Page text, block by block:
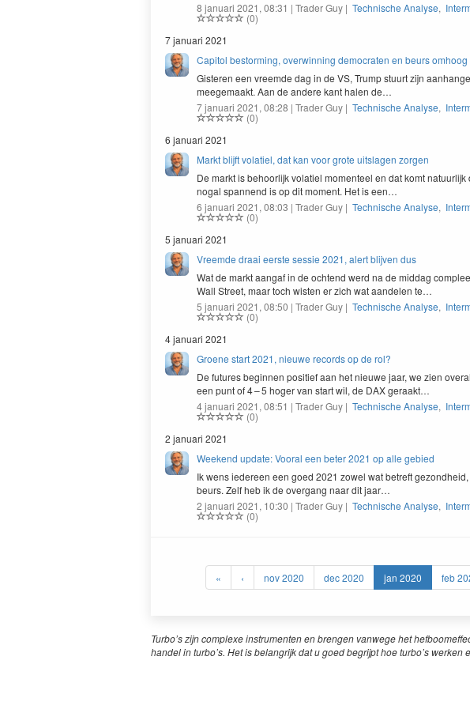
8 januari 2021, 08:31 | Trader Guy | Technische Analyse,
(0)
7 januari 2021
Capitol bestorming, overwinning democraten en beurs omhoog
Gis­teren een vreemde dag in de VS, Trump stu­urt zijn
meege­maakt. Aan de andere kant halen de…
7 januari 2021, 08:28 | Trader Guy | Technische Analyse,
(0)
6 januari 2021
Markt blijft volatiel, dat kan voor grote uitslagen zorgen
De markt is behoor­lijk volatiel momenteel en dat komt
nogal span­nend is op dit moment. Het is een…
6 januari 2021, 08:03 | Trader Guy | Technische Analyse,
(0)
5 januari 2021
Vreemde draai eerste sessie 2021, alert blijven dus
Wat de markt aan­gaf in de ocht­end werd na de mid­dag
Wall Street, maar toch wis­ten er zich wat aan­de­len te…
5 januari 2021, 08:50 | Trader Guy | Technische Analyse,
(0)
4 januari 2021
Groene start 2021, nieuwe records op de rol?
De futures begin­nen posi­tief aan het nieuwe jaar, we zien
een punt of4–5 hoger van start wil, de DAXgeraakt…
4 januari 2021, 08:51 | Trader Guy | Technische Analyse,
(0)
2 januari 2021
Weekend update: Vooral een beter 2021 op alle gebied
Ik wens iedereen een goed 2021 zow­el wat betre­ft
beurs. Zelf heb ik de over­gang naar dit jaar…
2 januari 2021, 10:30 | Trader Guy | Technische Analyse,
(0)
« ‹ nov 2020 dec 2020 jan 2020 feb
Turbo’s zijn complexe instrumenten en brengen vanwege het
handel in turbo’s. Het is belangrijk dat u goed begrijpt hoe turbo’s